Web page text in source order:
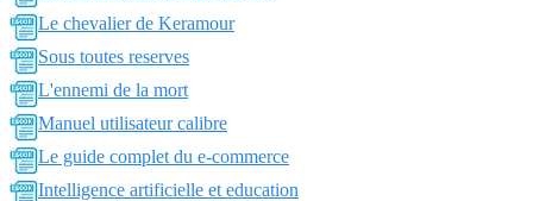
Le chevalier de Keramour
Sous toutes reserves
L'ennemi de la mort
Manuel utilisateur calibre
Le guide complet du e-commerce
Intelligence artificielle et education